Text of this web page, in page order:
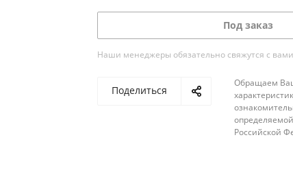
Под заказ
Наши менеджеры обязательно свяжутся с вами
Поделиться
Обращаем
Российской